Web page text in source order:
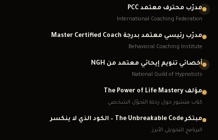
مدرّب محترف معتمد PCC
International Coaching Federation
مدرّب رئيسي معتمد بدرجة Master Certified Coach
Behavioral Coaching Institute
أخصائي تنويم إيحائي معتمد من NGH
National Guild of Hypnotists
مؤلف The Power of Life Mastery
كتاب منشور حول رحلة التحوّل الشخصي
مبتكرThe Unbreakable Code – الكود الذي لا ينكسر
البرنامج التحويلي الأبرز